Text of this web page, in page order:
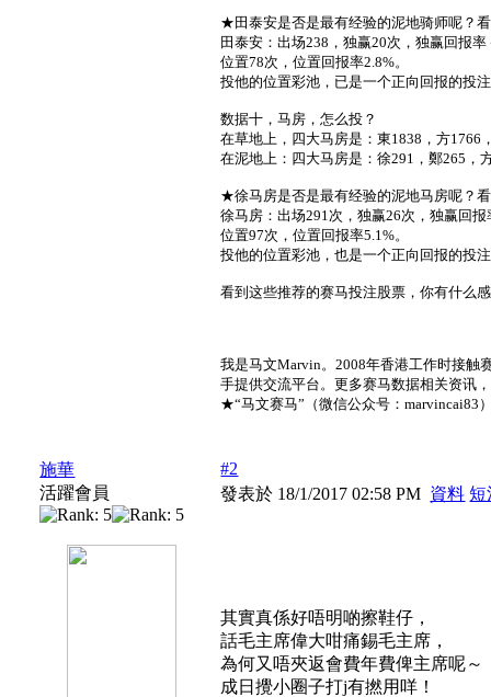
★田泰安是否是最有经验的泥地骑师呢？
田泰安：出场238，独赢20次，独赢回报率
位置78次，位置回报率2.8%。
投他的位置彩池，已是一个正向回报的投
数据十，马房，怎么投？
在草地上，四大马房是：東1838，方1766
在泥地上：四大马房是：徐291，鄭265，
★徐马房是否是最有经验的泥地马房呢？
徐马房：出场291次，独赢26次，独赢回报
位置97次，位置回报率5.1%。
投他的位置彩池，也是一个正向回报的投
看到这些推荐的赛马投注股票，你有什么
我是马文Marvin。2008年香港工作时接触
手提供交流平台。更多赛马数据相关资讯
★“马文赛马”（微信公众号：marvincai83
施華
活躍會員
#2
發表於 18/1/2017 02:58 PM 資料 短
其實真係好唔明啲擦鞋仔，
話毛主席偉大咁痛錫毛主席，
為何又唔夾返會費年費俾主席呢～
成日攪小圈子打j有撚用咩！